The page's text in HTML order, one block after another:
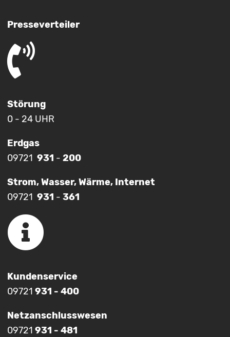
Presseverteiler
Störung
0 - 24 UHR
Erdgas
09721 931 - 200
Strom, Wasser, Wärme, Internet
09721 931 - 361
Kundenservice
09721 931 - 400
Netzanschlusswesen
09721 931 - 481